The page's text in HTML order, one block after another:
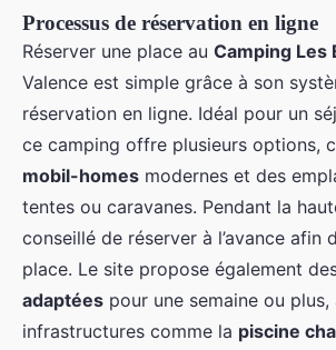
Processus de réservation en ligne
Réserver une place au Camping Les
Valence est simple grâce à son
réservation en ligne. Idéal pour un
ce camping offre plusieurs options,
mobil-homes modernes et des
tentes ou caravanes. Pendant la
conseillé de réserver à l’avance afin
place. Le site propose également
adaptées pour une semaine ou
infrastructures comme la piscine